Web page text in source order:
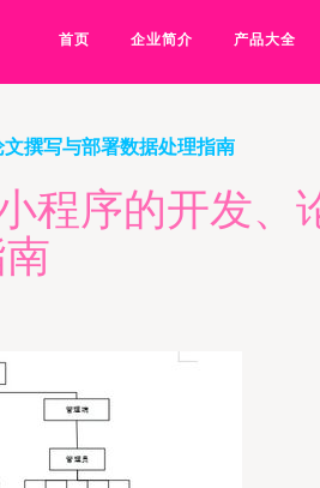
首页 企业简介 产品大全
撰写与部署数据处理指南
程序的开发、